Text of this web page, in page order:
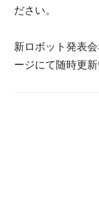
ださい。
新ロボット発表
ージにて随時更新